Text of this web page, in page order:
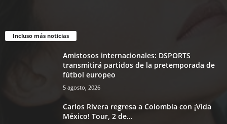
Incluso más noticias
Amistosos internacionales: DSPORTS
transmitirá partidos de la pretemporada de
fútbol europeo
5 agosto, 2026
Carlos Rivera regresa a Colombia con ¡Vida
México! Tour, 2 de...